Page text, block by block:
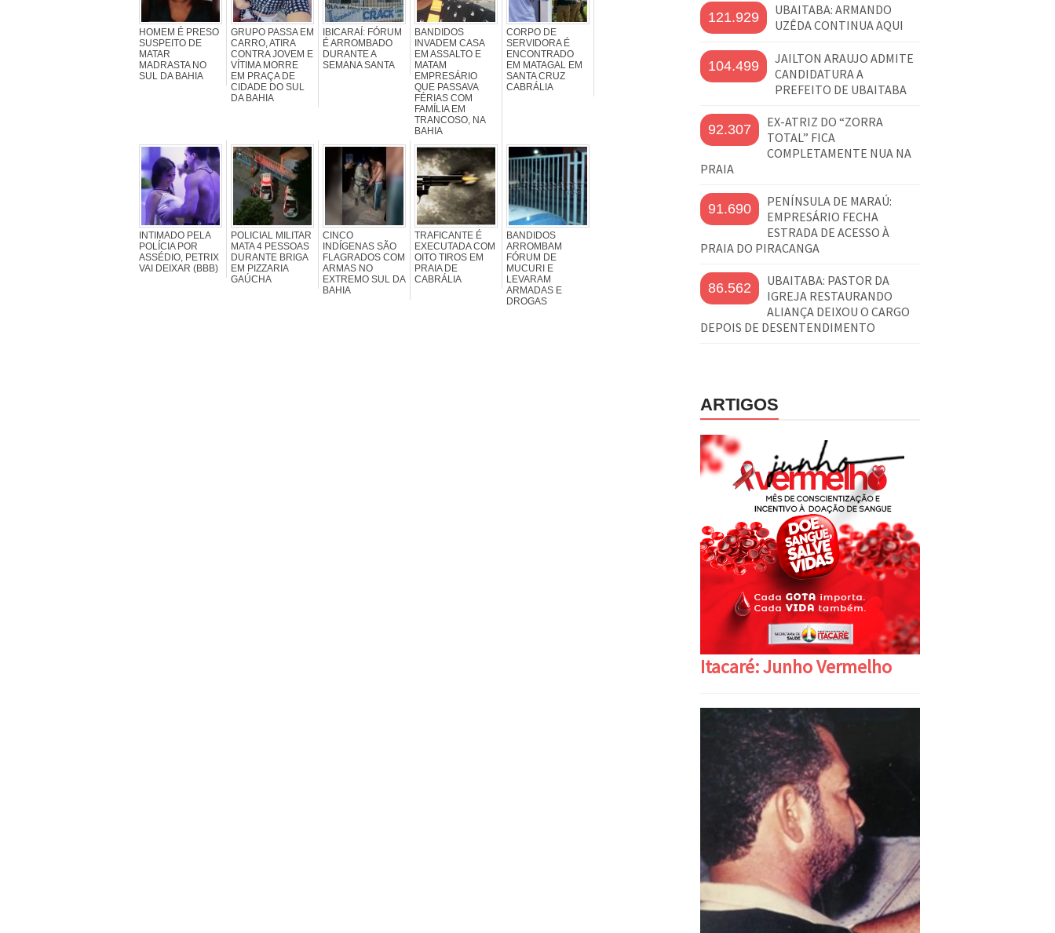
HOMEM É PRESO
SUSPEITO DE
MATAR
MADRASTA NO
SUL DA BAHIA
GRUPO PASSA EM
CARRO, ATIRA
CONTRA JOVEM E
VÍTIMA MORRE
EM PRAÇA DE
CIDADE DO SUL
DA BAHIA
IBICARAÍ: FÓRUM
É ARROMBADO
DURANTE A
SEMANA SANTA
BANDIDOS
INVADEM CASA
EM ASSALTO E
MATAM
EMPRESÁRIO
QUE PASSAVA
FÉRIAS COM
FAMÍLIA EM
TRANCOSO, NA
BAHIA
CORPO DE
SERVIDORA É
ENCONTRADO
EM MATAGAL EM
SANTA CRUZ
CABRÁLIA
INTIMADO PELA
POLÍCIA POR
ASSÉDIO, PETRIX
VAI DEIXAR (BBB)
POLICIAL MILITAR
MATA 4 PESSOAS
DURANTE BRIGA
EM PIZZARIA
GAÚCHA
CINCO
INDÍGENAS SÃO
FLAGRADOS COM
ARMAS NO
EXTREMO SUL DA
BAHIA
TRAFICANTE É
EXECUTADA COM
OITO TIROS EM
PRAIA DE
CABRÁLIA
BANDIDOS
ARROMBAM
FÓRUM DE
MUCURI E
LEVARAM
ARMADAS E
DROGAS
121.929
UBAITABA: ARMANDO
UZÊDA CONTINUA AQUI
104.499
JAILTON ARAUJO ADMITE
CANDIDATURA A
PREFEITO DE UBAITABA
92.307
EX-ATRIZ DO “ZORRA
TOTAL” FICA
COMPLETAMENTE NUA NA
PRAIA
91.690
PENÍNSULA DE MARAÚ:
EMPRESÁRIO FECHA
ESTRADA DE ACESSO À
PRAIA DO PIRACANGA
86.562
UBAITABA: PASTOR DA
IGREJA RESTAURANDO
ALIANÇA DEIXOU O CARGO
DEPOIS DE DESENTENDIMENTO
ARTIGOS
Itacaré: Junho Vermelho